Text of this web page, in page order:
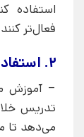
استفاده
فعال‌تر
2. استفاده از تکنیک‌های تدریس نوین
– آموزش
تدریس
می‌دهد تا